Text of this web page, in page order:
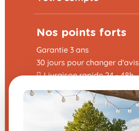
Nos points forts
Garantie 3 ans
30 jours pour changer d'avis
Livraison rapide 24 - 48h
4,8/5 sur Trustpilot